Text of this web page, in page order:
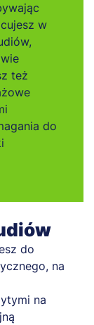
w
też
do
do
na
na